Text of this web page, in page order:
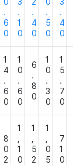
.
6
0
.
1
0
.
4
0
.
5
0
.
4
0
1
4
.
6
0
1
0
.
6
0
6
.
8
0
1
0
.
3
0
1
5
.
7
0
8
0
2
1
1
0
1
5
2
1
0
5
7
1
0